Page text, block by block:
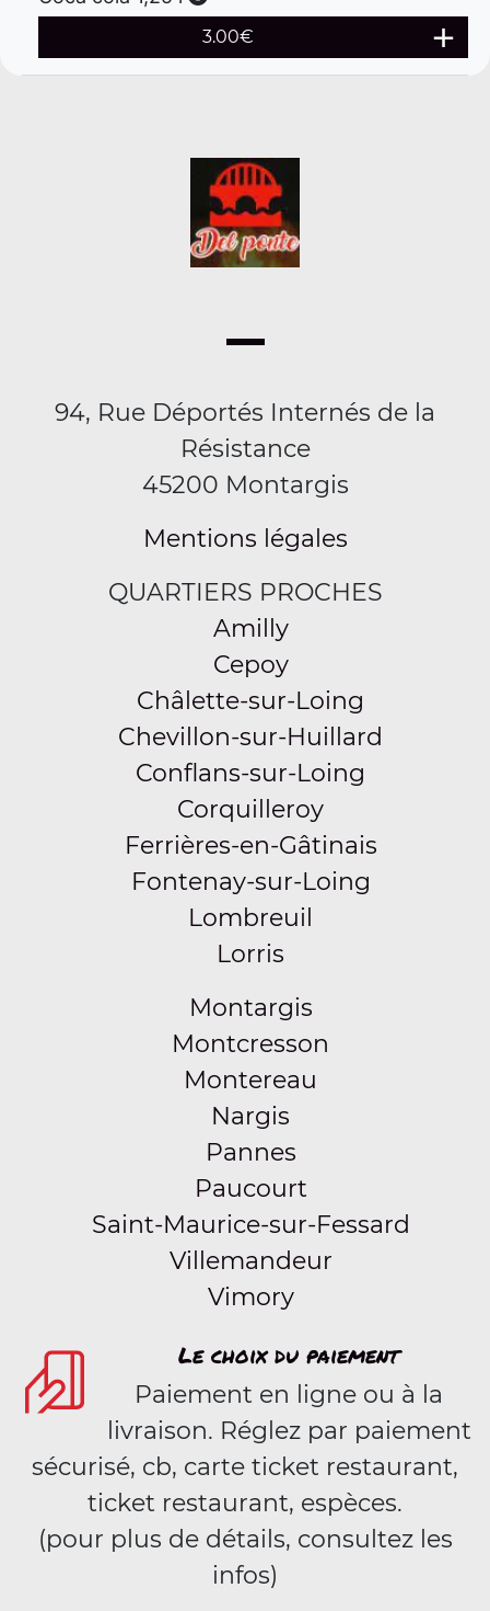
3.00€
94, Rue Déportés Internés de la
Résistance
45200 Montargis
Mentions légales
QUARTIERS PROCHES
Amilly
Cepoy
Châlette-sur-Loing
Chevillon-sur-Huillard
Conflans-sur-Loing
Corquilleroy
Ferrières-en-Gâtinais
Fontenay-sur-Loing
Lombreuil
Lorris
Montargis
Montcresson
Montereau
Nargis
Pannes
Paucourt
Saint-Maurice-sur-Fessard
Villemandeur
Vimory
Le choix du paiement
Paiement en ligne ou à la
livraison. Réglez par paiement
sécurisé, cb, carte ticket restaurant,
ticket restaurant, espèces.
(pour plus de détails, consultez les
infos)